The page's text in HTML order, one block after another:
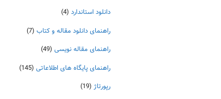
دانلود استاندارد (4)
راهنمای دانلود مقاله و کتاب (7)
راهنمای مقاله نویسی (49)
راهنمای پایگاه های اطلاعاتی (145)
رپورتاژ (19)